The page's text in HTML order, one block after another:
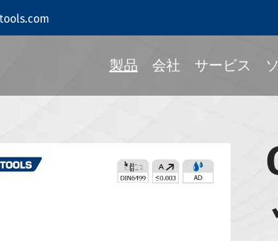
製品
Shrink Fitツールホルダー
会社 サービス